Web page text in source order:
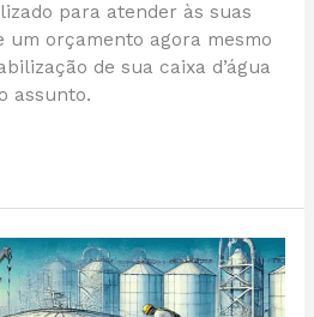
para atender às suas
um orçamento agora mesmo
de sua caixa d’água
assunto.